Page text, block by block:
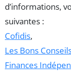
d’informations,
suivantes :
Cofidis,
Les Bons
Finances